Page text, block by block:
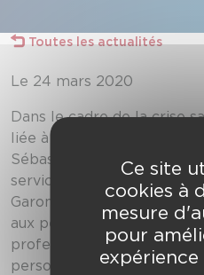
Toutes les actualités
Le 24 mars 2020
Dans le cadre de la crise
liée à l’épidémie CoViD-
Sébastien Vergé, directeur
services d’incendie et de
Garonne, chef du corps
aux personnels du
professionnels, sapeurs-
personnels administratifs,
Ce site
cookies à
mesure
pour